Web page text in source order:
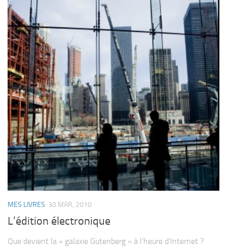
MES LIVRES 30 MAR, 2010
L’édition électronique
Que devient la « galaxie Guten­berg » à l’heure d’Internet ?